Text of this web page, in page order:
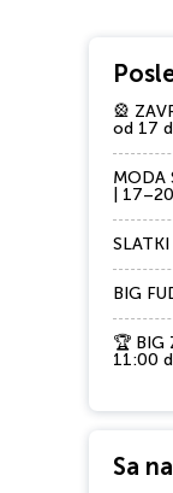
🎡
od 17
MODA
|
BIG
🏆 BIG
11:00
Sa